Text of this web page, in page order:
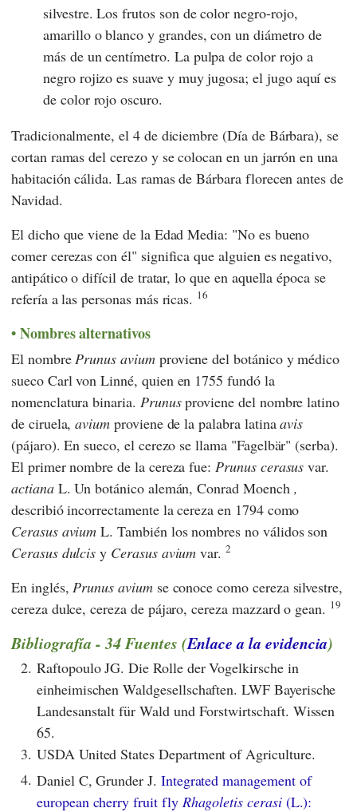
silvestre. Los frutos son de color negro-rojo,
amarillo o blanco y grandes, con un diámetro de
más de un centímetro. La pulpa de color rojo a
negro rojizo es suave y muy jugosa; el jugo aquí es
de color rojo oscuro.
Tradicionalmente, el 4 de diciembre (Día de Bárbara), se
cortan ramas del cerezo y se colocan en un jarrón en una
habitación cálida. Las ramas de Bárbara florecen antes de
Navidad.
El dicho que viene de la Edad Media: "No es bueno
comer cerezas con él" significa que alguien es negativo,
antipático o difícil de tratar, lo que en aquella época se
refería a las personas más ricas. 16
Nombres alternativos
El nombrePrunus aviumproviene del botánico y médico
sueco Carl von Linné, quien en 1755 fundó la
nomenclatura binaria. Prunusproviene del nombre latino
de ciruela,avium proviene de la palabra latinaavis
(pájaro). En sueco, el cerezo se llama "Fagelbär" (serba).
El primer nombre de la cereza fue:Prunus cerasus var.
actianaL. Un botánico alemán,Conrad Moench ,
describió incorrectamente la cereza en 1794 como
Cerasus avium L. También los nombres no válidos son
Cerasus dulcis y Cerasus avium var.2
En inglés,Prunus aviumse conoce como cereza silvestre,
cereza dulce, cereza de pájaro, cereza mazzard o gean. 19
Bibliografía - 34 Fuentes (Enlace a la evidencia)
2. Raftopoulo JG. Die Rolle der Vogelkirsche in
einheimischen Waldgesellschaften. LWF Bayerische
Landesanstalt für Wald und Forstwirtschaft. Wissen
65.
3. USDA United States Department of Agriculture.
4. Daniel C, Grunder J. Integrated management of
european cherry fruit fly Rhagoletis cerasi(L.):